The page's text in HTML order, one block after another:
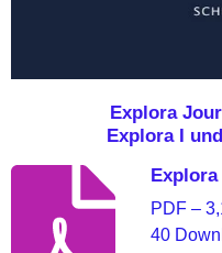
Explora
Explora I
PDF –
40